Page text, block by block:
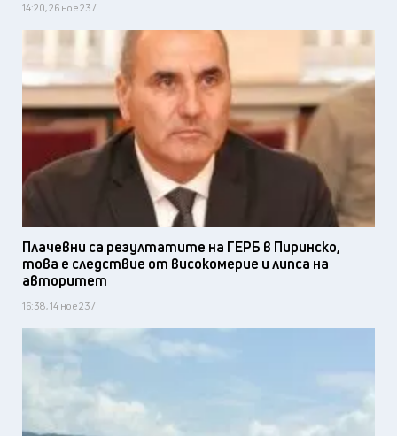
14:20, 26 ное 23 /
Плачевни са резултатите на ГЕРБ в Пиринско,
това е следствие от високомерие и липса на
авторитет
16:38, 14 ное 23 /